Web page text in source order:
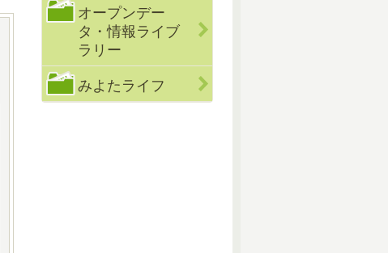
オープンデー
タ・情報ライブ
ラリー
みよたライフ